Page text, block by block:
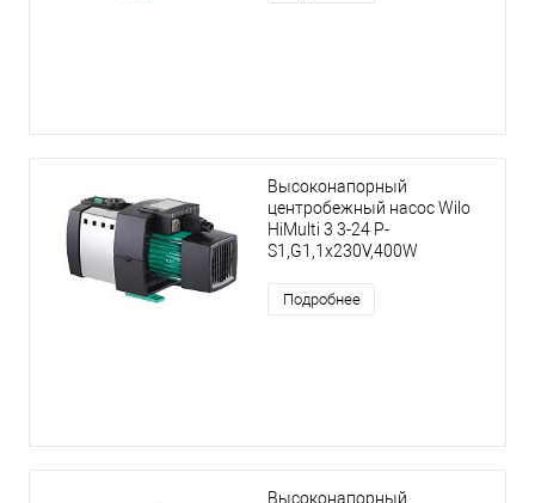
Высоконапорный
центробежный насос Wilo
HiMulti 3 3-24 P-
S1,G1,1x230V,400W
Подробнее
Высоконапорный